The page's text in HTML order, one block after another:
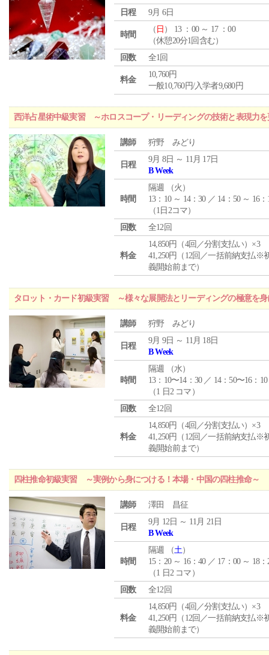
日程 9月 6日
時間
（ 日 ） 13 ：00 ～ 17 ：00
（休憩20分1回含む）
回数
全1回
料金
10,760円
一般10,760円/入学者9,680円
西洋占星術中級実習 ～ホロスコープ・リーディングの技術と表現力
講師 狩野 みどり
日程
9月 8日 ～ 11月 17日
B Week
時間
隔週 （火 ）
13：10 ～ 14：30 ／ 14：50 ～ 16：
（1日2コマ）
回数
全12回
料金
14,850円（4回／分割支払い）×3
41,250円（12回／一括前納支払※
義開始前まで）
タロット・カード初級実習 ～様々な展開法とリーディングの極意を身
講師 狩野 みどり
日程
9月 9日 ～ 11月 18日
B Week
時間
隔週 （水）
13：10〜14：30 ／ 14：50〜16：10
（1 日2 コマ）
回数
全12回
料金
14,850円（4回／分割支払い）×3
41,250円（12回／一括前納支払※
義開始前まで）
四柱推命初級実習 ～実例から身につける！本場・中国の四柱推命～
講師 澤田 昌征
日程
9月 12日 ～ 11月 21日
B Week
時間
隔週 （土）
15：20 ～ 16：40 ／ 17：00 ～ 18：
（1 日2 コマ）
回数
全12回
料金
14,850円（4回／分割支払い）×3
41,250円（12回／一括前納支払※
義開始前まで）